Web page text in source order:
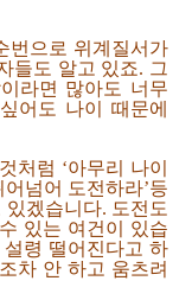
번으로 위계질서가
들도 알고 있죠. 그
라면 많아도 너무
어도 나이 때문에
처럼 ‘아무리 나이
넘어 도전하라’등
겠습니다. 도전도
있는 여건이 있습
령 떨어진다고 하
차 안 하고 움츠려